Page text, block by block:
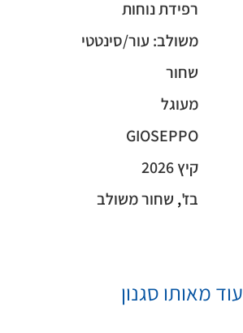
רפידת נוחות
משולב: עור/סינטטי
שחור
מעוגל
GIOSEPPO
קיץ 2026
בז', שחור משולב
עוד מאותו סגנון